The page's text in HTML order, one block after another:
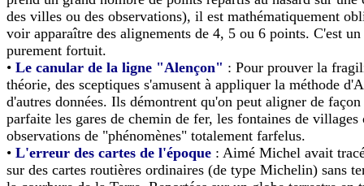
des villes ou des observations), il est mathématiquement
voir apparaître des alignements de 4, 5 ou 6 points. C'est un
purement fortuit.
• Le canular de la ligne "Alençon" : Pour prouver la
théorie, des sceptiques s'amusent à appliquer la méthode
d'autres données. Ils démontrent qu'on peut aligner de
parfaite les gares de chemin de fer, les fontaines de villages
observations de "phénomènes" totalement farfelus.
• L'erreur des cartes de l'époque : Aimé Michel avait
sur des cartes routières ordinaires (de type Michelin) sans